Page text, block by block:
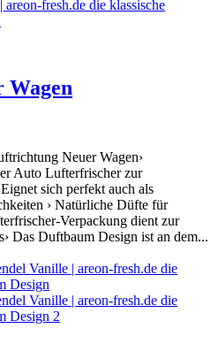
Wagen
Neuer Wagen›
Auto Lufterfrischer zur
sich perfekt auch als
› Natürliche Düfte für
Verpackung dient zur
Das Duftbaum Design ist an dem...